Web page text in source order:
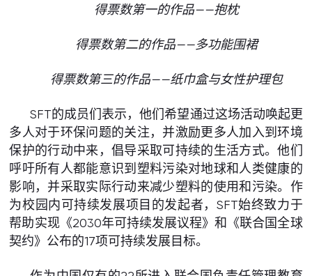
得票数第一的作品——抱枕
得票数第二的作品——多功能围裙
得票数第三的作品——纸巾盒与女性护理包
SFT的成员们表示，他们希望通过这场活动唤起更
多人对于环保问题的关注，并激励更多人加入到环境
保护的行动中来，倡导采取可持续的生活方式。他们
呼吁所有人都能意识到塑料污染对地球和人类健康的
影响，并采取实际行动来减少塑料的使用和污染。作
为校园内可持续发展项目的发起者，SFT始终致力于
帮助实现《2030年可持续发展议程》和《联合国全球
契约》公布的17项可持续发展目标。